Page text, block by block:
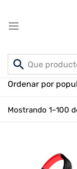
Inicio
Mostrando 1–100
Ordenar por